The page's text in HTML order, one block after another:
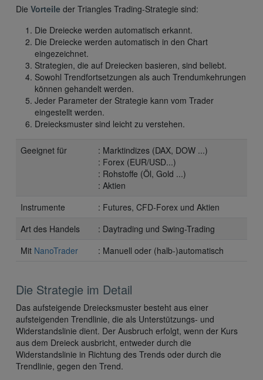
Die Vorteile der Triangles Trading-Strategie sind:
Die Dreiecke werden automatisch erkannt.
Die Dreiecke werden automatisch in den Chart
eingezeichnet.
Strategien, die auf Dreiecken basieren, sind beliebt.
Sowohl Trendfortsetzungen als auch Trendumkehrungen
können gehandelt werden.
Jeder Parameter der Strategie kann vom Trader
eingestellt werden.
Dreiecksmuster sind leicht zu verstehen.
Geeignet für
: Marktindizes (DAX, DOW ...)
: Forex (EUR/USD...)
: Rohstoffe (Öl, Gold ...)
: Aktien
Instrumente
: Futures, CFD-Forex und Aktien
Art des Handels
: Daytrading und Swing-Trading
Mit NanoTrader : Manuell oder (halb-)automatisch
Die Strategie im Detail
Das aufsteigende Dreiecksmuster besteht aus einer
aufsteigenden Trendlinie, die als Unterstützungs- und
Widerstandslinie dient. Der Ausbruch erfolgt, wenn der Kurs
aus dem Dreieck ausbricht, entweder durch die
Widerstandslinie in Richtung des Trends oder durch die
Trendlinie, gegen den Trend.